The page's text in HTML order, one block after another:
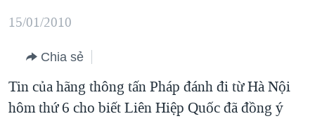
chính
hướng
chính
THẾ GIỚI
DIỄN ĐÀN
MỤC
TỰ DO BÁO CHÍ
CHUYÊN ĐỀ
15/01/2010
Chia sẻ
Tin của hãng thông tấn Pháp đánh đi từ Hà Nội
hôm thứ 6 cho biết Liên Hiệp Quốc đã đồng ý